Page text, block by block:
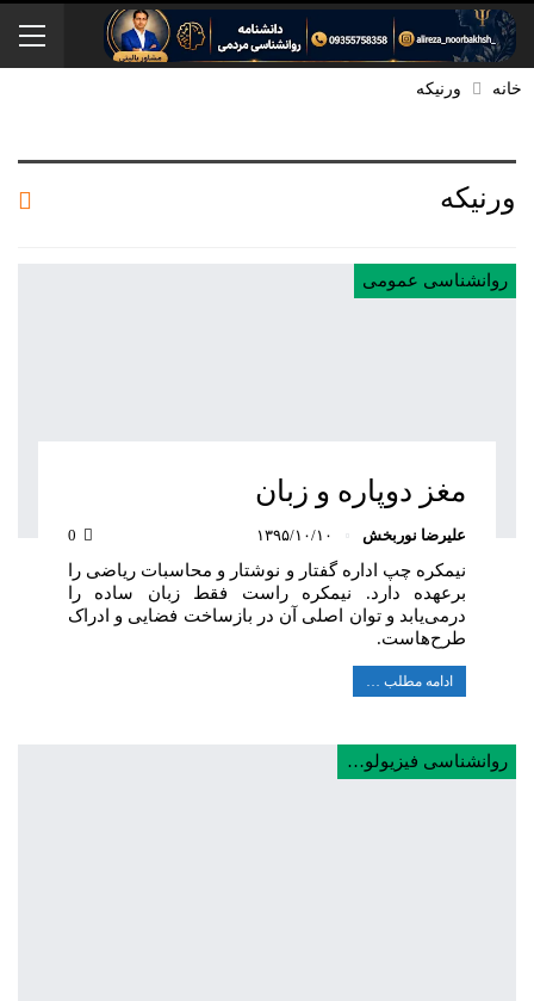
خانه ورنیکه
ورنیکه
روانشناسی عمومی
مغز دوپاره و زبان
علیرضا نوربخش ۱۳۹۵/۱۰/۱۰
نیمکره چپ اداره گفتار و نوشتار و محاسبات ریاضی را
برعهده دارد. نیمکره راست فقط زبان ساده را
درمی‌یابد و توان اصلی آن در بازساخت فضایی و ادراک
طرح‌هاست.
ادامه مطلب …
روانشناسی فیزیولوژی